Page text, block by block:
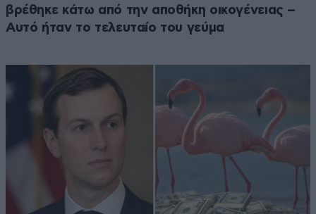
βρέθηκε κάτω από την αποθήκη οικογένειας –
Αυτό ήταν το τελευταίο του γεύμα